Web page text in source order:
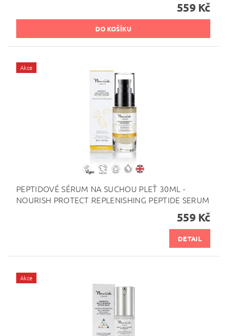
559 Kč
Akce
PEPTIDOVÉ SÉRUM NA SUCHOU PLEŤ 30ML -
NOURISH PROTECT REPLENISHING PEPTIDE SERUM
559 Kč
DETAIL
Akce